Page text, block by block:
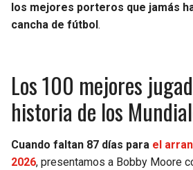
los mejores porteros que jamás
cancha de fútbol .
Los 100 mejores
historia de los
Cuando faltan 87 días para el
2026, presentamos a Bobby Moore